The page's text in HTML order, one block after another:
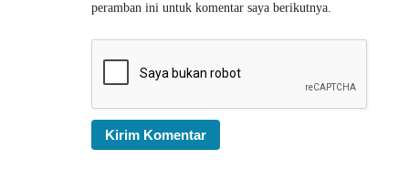
peramban ini untuk komentar saya berikutnya.